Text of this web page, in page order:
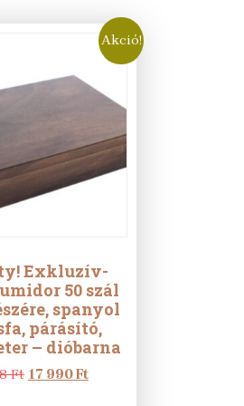
Akció!
Exkluzív-
50 szál
spanyol
párásító,
– dióbarna
Ft Original
17 990FtCurrent